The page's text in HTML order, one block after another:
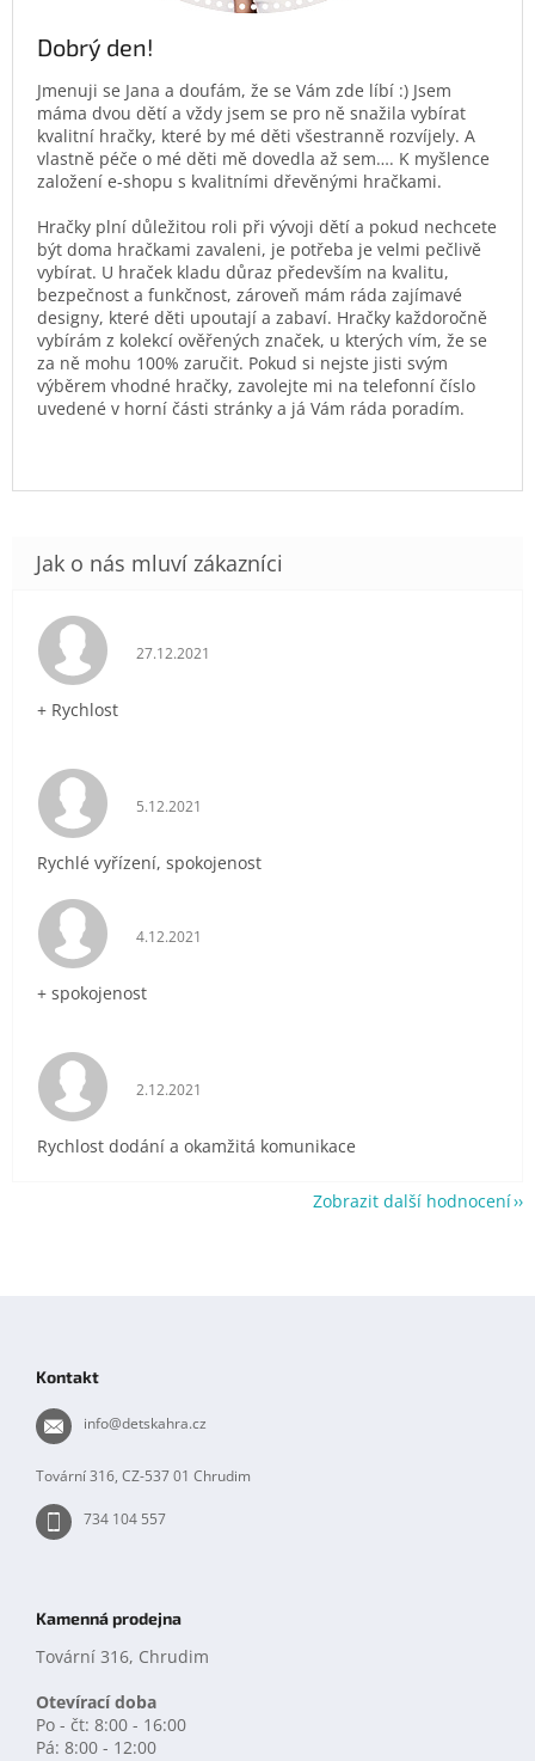
Dobrý den!
Jmenuji se Jana a doufám, že se Vám zde líbí :) Jsem
máma dvou dětí a vždy jsem se pro ně snažila vybírat
kvalitní hračky, které by mé děti všestranně rozvíjely. A
vlastně péče o mé děti mě dovedla až sem…. K myšlence
založení e-shopu s kvalitními dřevěnými hračkami.
Hračky plní důležitou roli při vývoji dětí a pokud nechcete
být doma hračkami zavaleni, je potřeba je velmi pečlivě
vybírat. U hraček kladu důraz především na kvalitu,
bezpečnost a funkčnost, zároveň mám ráda zajímavé
designy, které děti upoutají a zabaví. Hračky každoročně
vybírám z kolekcí ověřených značek, u kterých vím, že se
za ně mohu 100% zaručit. Pokud si nejste jisti svým
výběrem vhodné hračky, zavolejte mi na telefonní číslo
uvedené v horní části stránky a já Vám ráda poradím.
Hodnocení obchodu je 5 z 5 hvězdiček.
27.12.2021
+ Rychlost
Hodnocení obchodu je 5 z 5 hvězdiček.
5.12.2021
Rychlé vyřízení, spokojenost
Hodnocení obchodu je 5 z 5 hvězdiček.
4.12.2021
+ spokojenost
Hodnocení obchodu je 5 z 5 hvězdiček.
2.12.2021
Rychlost dodání a okamžitá komunikace
Zobrazit další hodnocení
Kontakt
info@detskahra.cz
Tovární 316, CZ-537 01 Chrudim
734 104 557
Kamenná prodejna
Tovární 316, Chrudim
Otevírací doba
Po - čt: 8:00 - 16:00
Pá: 8:00 - 12:00